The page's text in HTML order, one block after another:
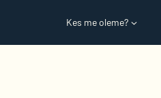
Kes me oleme?